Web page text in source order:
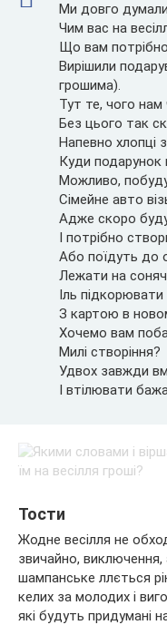
Ми довго
Чим вас на
Що вам
Вирішили
грошима).
Тут те, чого
Без цього так
Напевно хлопці
Куди подарунок
Можливо,
Сімейне авто
Адже скоро
І потрібно
Або поїдуть до
Лежати на
Іль підкорювати
З картою в
Хочемо вам
Милі створіння?
Удвох завжди
І втілювати
Тости
Жодне весілля не
звичайно,
шампанське ллється
келих за молодих і
які будуть придумані